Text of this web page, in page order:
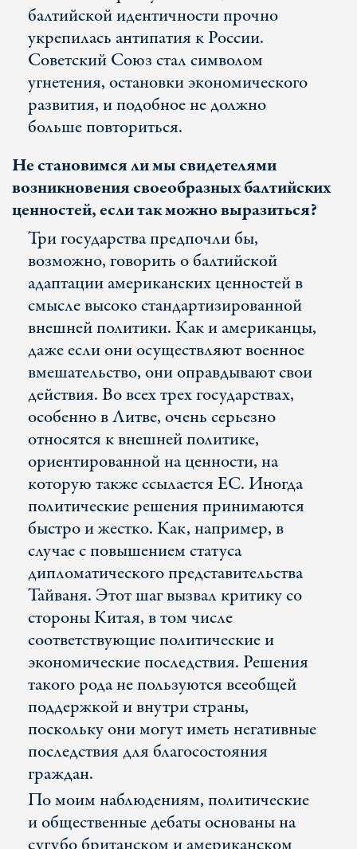
балтийской идентичности прочно
укрепилась антипатия к России.
Советский Союз стал символом
угнетения, остановки экономического
развития, и подобное не должно
больше повториться.
Не становимся ли мы свидетелями
возникновения своеобразных балтийских
ценностей, если так можно выразиться?
Три государства предпочли бы,
возможно, говорить о балтийской
адаптации американских ценностей в
смысле высоко стандартизированной
внешней политики. Как и американцы,
даже если они осуществляют военное
вмешательство, они оправдывают свои
действия. Во всех трех государствах,
особенно в Литве, очень серьезно
относятся к внешней политике,
ориентированной на ценности, на
которую также ссылается ЕС. Иногда
политические решения принимаются
быстро и жестко. Как, например, в
случае с повышением статуса
дипломатического представительства
Тайваня. Этот шаг вызвал критику со
стороны Китая, в том числе
соответствующие политические и
экономические последствия. Решения
такого рода не пользуются всеобщей
поддержкой и внутри страны,
поскольку они могут иметь негативные
последствия для благосостояния
граждан.
По моим наблюдениям, политические
и общественные дебаты основаны на